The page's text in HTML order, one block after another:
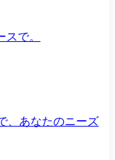
で。
、あなたのニーズ